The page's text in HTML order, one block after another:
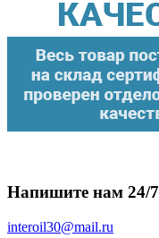
Напишите нам 24/7
interoil30@mail.ru